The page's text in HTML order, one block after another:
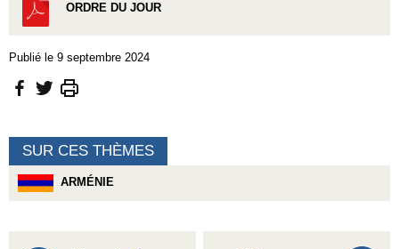
ORDRE DU JOUR
Publié le 9 septembre 2024
SUR CES THÈMES
ARMÉNIE